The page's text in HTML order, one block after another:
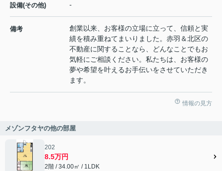
設備(その他) -
備考
創業以来、お客様の立場に立って、信頼と実
績を積み重ねてまいりました。赤羽＆北区の
不動産に関することなら、どんなことでもお
気軽にご相談ください。私たちは、お客様の
夢や希望を叶えるお手伝いをさせていただき
ます。
情報の見方
メゾンフタヤの他の部屋
202
8.5万円
2階 / 34.00㎡ / 1LDK